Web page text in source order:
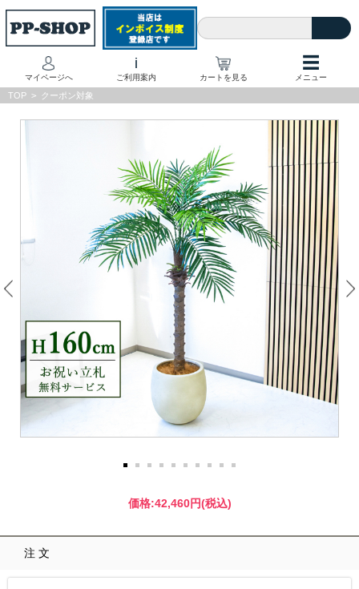
マイページへ
i
ご利用案内 カートを見る
☰
メニュー
TOP > クーポン対象
価格:42,460円(税込)
注文